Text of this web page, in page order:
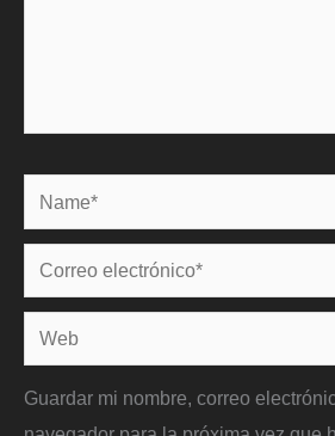
Name*
Correo
electrónico*
Web
Guardar mi nombre, correo